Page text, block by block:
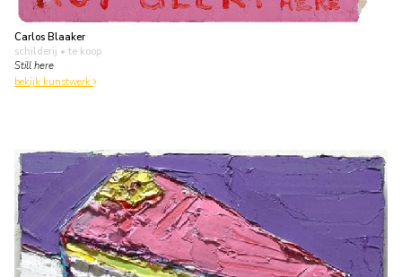
Carlos Blaaker
schilderij • te koop
Still here
bekijk kunstwerk